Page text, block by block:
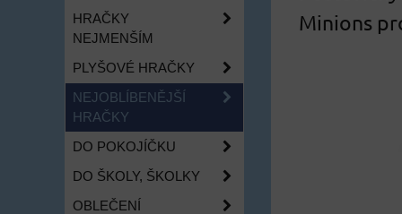
Minions
HRAČKY
NEJMENŠÍM
PLYŠOVÉ HRAČKY
NEJOBLÍBENĚJŠÍ
HRAČKY
DO POKOJÍČKU
DO ŠKOLY, ŠKOLKY
OBLEČENÍ